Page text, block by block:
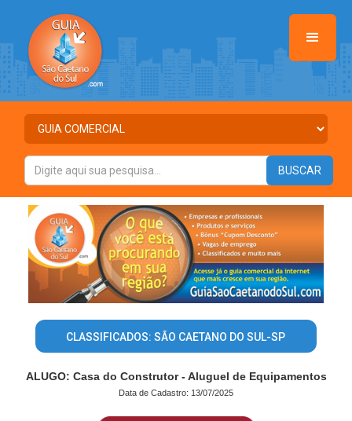
CLASSIFICADOS: SÃO CAETANO DO SUL-SP
ALUGO: Casa do Construtor - Aluguel de Equipamentos
Data de Cadastro: 13/07/2025